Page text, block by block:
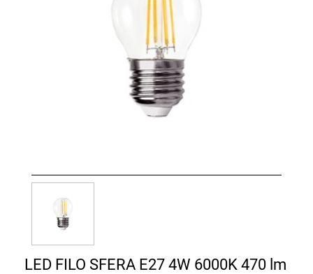
LED FILO SFERA E27 4W 6000K 470 lm